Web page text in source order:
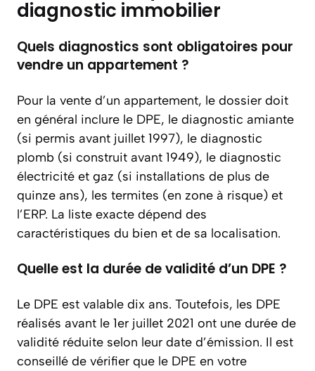
diagnostic immobilier
Quels diagnostics sont obligatoires pour
vendre un appartement ?
Pour la vente d’un appartement, le dossier doit
en général inclure le DPE, le diagnostic amiante
(si permis avant juillet 1997), le diagnostic
plomb (si construit avant 1949), le diagnostic
électricité et gaz (si installations de plus de
quinze ans), les termites (en zone à risque) et
l’ERP. La liste exacte dépend des
caractéristiques du bien et de sa localisation.
Quelle est la durée de validité d’un DPE ?
Le DPE est valable dix ans. Toutefois, les DPE
réalisés avant le 1er juillet 2021 ont une durée de
validité réduite selon leur date d’émission. Il est
conseillé de vérifier que le DPE en votre